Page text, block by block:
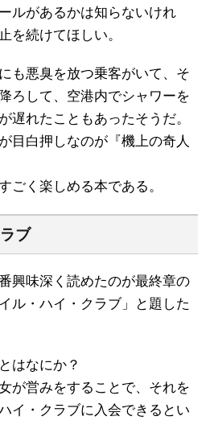
ルがあるかは知らないけれ
を続けてほしい。
も悪臭を放つ乗客がいて、そ
ろして、空港内でシャワーを
遅れたこともあったそうだ。
目白押しなのが『機上の奇人
ごく楽しめる本である。
ブ
興味深く読めたのが最終章の
ル・ハイ・クラブ」と題した
はなにか？
が営みをすることで、それを
イ・クラブに入会できるとい